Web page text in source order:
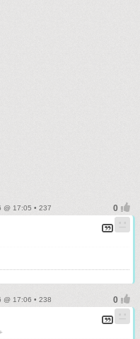
@ 17:05 • 237
@ 17:06 • 238